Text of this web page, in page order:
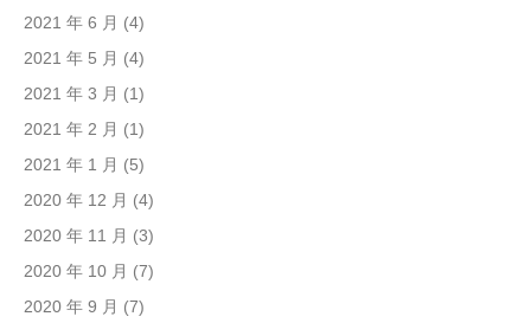
2021 年 6 月 (4)
2021 年 5 月 (4)
2021 年 3 月 (1)
2021 年 2 月 (1)
2021 年 1 月 (5)
2020 年 12 月 (4)
2020 年 11 月 (3)
2020 年 10 月 (7)
2020 年 9 月 (7)